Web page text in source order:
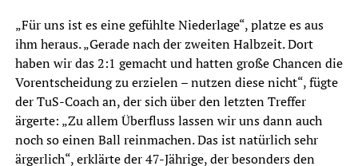
„Für uns ist es eine gefühlte Niederlage“, platze es aus
ihm heraus. „Gerade nach der zweiten Halbzeit. Dort
haben wir das 2:1 gemacht und hatten große Chancen die
Vorentscheidung zu erzielen – nutzen diese nicht“, fügte
der TuS-Coach an, der sich über den letzten Treffer
ärgerte: „Zu allem Überfluss lassen wir uns dann auch
noch so einen Ball reinmachen. Das ist natürlich sehr
ärgerlich“, erklärte der 47-Jährige, der besonders den